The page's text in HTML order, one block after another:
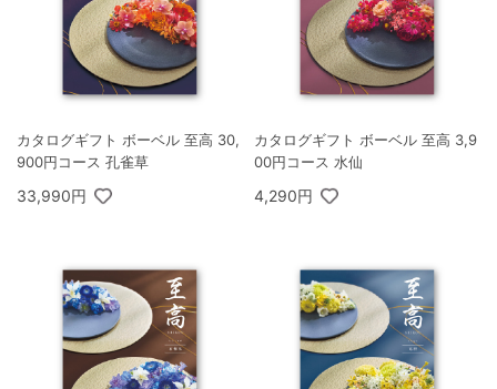
カタログギフト ボーベル 至高 30,
900円コース 孔雀草
33,990円
カタログギフト ボーベル 至高 3,9
00円コース 水仙
4,290円